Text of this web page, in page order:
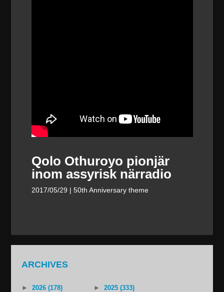
Qolo Othuroyo pionjär
inom assyrisk närradio
2017/05/29 | 50th Anniversary theme
ARCHIVES
► 2026 (178) ►
2025 (333)